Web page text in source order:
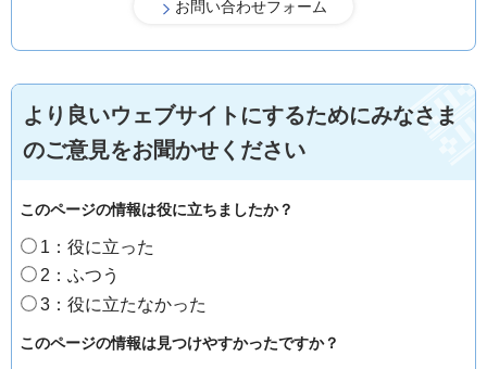
より良いウェブサイトにするためにみなさま
のご意見をお聞かせください
このページの情報は役に立ちましたか？
1：役に立った
2：ふつう
3：役に立たなかった
このページの情報は見つけやすかったですか？